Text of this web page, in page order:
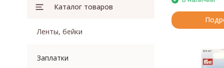
Каталог товаров
Ленты, бейки
Заплатки